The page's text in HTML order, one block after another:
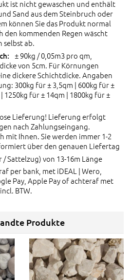
ist nicht gewaschen und enthält
Sand aus dem Steinbruch oder
können Sie das Produkt normal
den kommenden Regen wäscht
selbst ab.
± 90kg / 0,05m3 pro qm,
von 5cm. Für Körnungen
dickere Schichtdicke. Angaben
300kg für ± 3,5qm | 600kg für ±
1250kg für ± 14qm | 1800kg für ±
Lieferung! Lieferung erfolgt
nach Zahlungseingang.
mit Ihnen. Sie werden immer 1-2
über den genauen Liefertag
/ Sattelzug) von 13-16m Länge
per bank, met iDEAL | Wero,
Pay, Apple Pay of achteraf met
BTW.
Produkte